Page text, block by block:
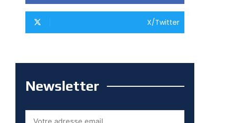
X/Twitter
Newsletter